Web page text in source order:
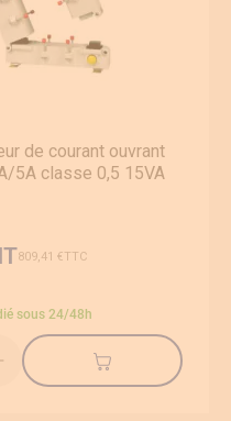
de courant ouvrant
5A classe 0,5 15VA
809,41 €
sous 24/48h